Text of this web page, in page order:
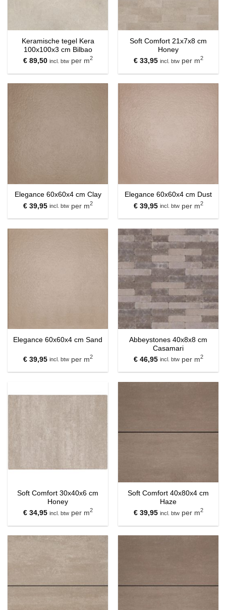
Keramische tegel Kera
100x100x3 cm Bilbao
€89,50 incl. btwper m2
Soft Comfort 21x7x8 cm
Honey
€33,95 incl. btwper m2
Elegance 60x60x4 cm Clay
€39,95 incl. btwper m2
Elegance 60x60x4 cm Dust
€39,95 incl. btwper m2
Elegance 60x60x4 cm Sand
€39,95 incl. btwper m2
Abbeystones 40x8x8 cm
Casamari
€46,95 incl. btwper m2
Soft Comfort 30x40x6 cm
Honey
€34,95 incl. btwper m2
Soft Comfort 40x80x4 cm
Haze
€39,95 incl. btwper m2